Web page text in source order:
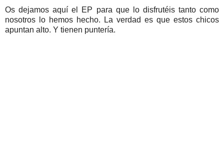
Os dejamos aquí el EP para que lo disfrutéis tanto como
nosotros lo hemos hecho. La verdad es que estos chicos
apuntan alto. Y tienen puntería.